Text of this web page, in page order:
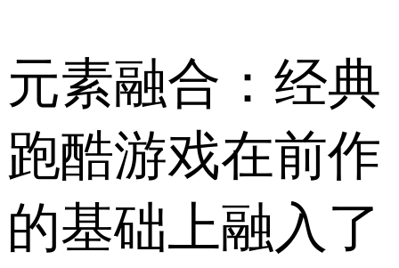
元素融合：经典
跑酷游戏在前作
的基础上融入了